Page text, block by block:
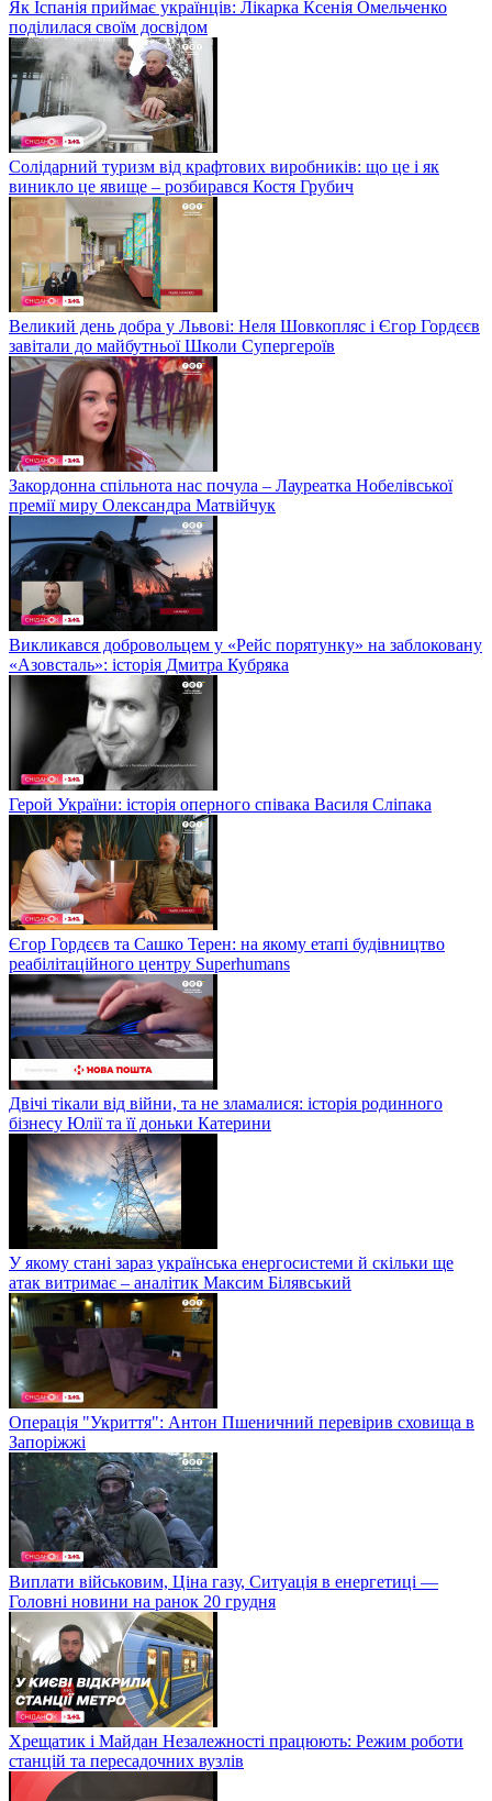
Як Іспанія приймає українців: Лікарка Ксенія Омельченко
поділилася своїм досвідом
Солідарний туризм від крафтових виробників: що це і як
виникло це явище – розбирався Костя Грубич
Великий день добра у Львові: Неля Шовкопляс і Єгор Гордєєв
завітали до майбутньої Школи Супергероїв
Закордонна спільнота нас почула – Лауреатка Нобелівської
премії миру Олександра Матвійчук
Викликався добровольцем у «Рейс порятунку» на заблоковану
«Азовсталь»: історія Дмитра Кубряка
Герой України: історія оперного співака Василя Сліпака
Єгор Гордєєв та Сашко Терен: на якому етапі будівництво
реабілітаційного центру Superhumans
Двічі тікали від війни, та не зламалися: історія родинного
бізнесу Юлії та її доньки Катерини
У якому стані зараз українська енергосистеми й скільки ще
атак витримає – аналітик Максим Білявський
Операція "Укриття": Антон Пшеничний перевірив сховища в
Запоріжжі
Виплати військовим, Ціна газу, Ситуація в енергетиці —
Головні новини на ранок 20 грудня
Хрещатик і Майдан Незалежності працюють: Режим роботи
станцій та пересадочних вузлів